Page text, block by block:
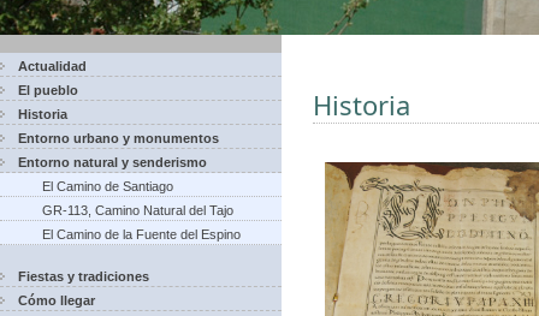
Actualidad
El pueblo
Historia
Entorno urbano y monumentos
Entorno natural y senderismo
El Camino de Santiago
GR-113, Camino Natural del Tajo
El Camino de la Fuente del Espino
Fiestas y tradiciones
Cómo llegar
Historia